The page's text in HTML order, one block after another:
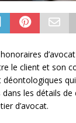
le client et son
les détails de
d’avocat.